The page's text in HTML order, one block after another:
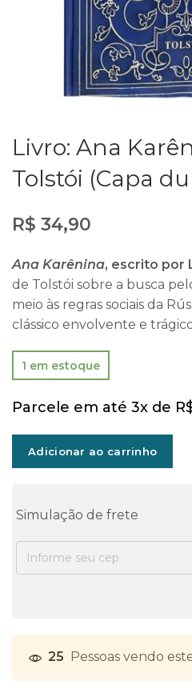
Livro: Ana
Tolstói (Capa
R$ 34,90
Ana Karênina, escrito por
de Tolstói sobre a busca
meio às regras sociais da
clássico envolvente e
1 em estoque
Parcele em até 3x de
Adicionar ao carrinho
Simulação de frete
25 Pessoas vendo